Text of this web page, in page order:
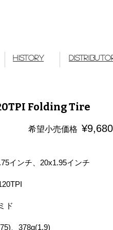
History
Folding Tire
希望小売価格
インチ、20x1.95インチ
ド
、378g(1.9)